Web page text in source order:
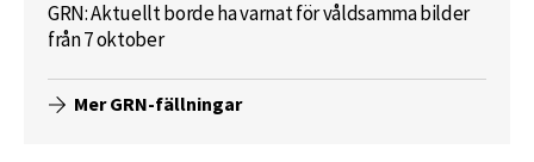
GRN: Aktuellt borde ha varnat för våldsamma bilder
från 7 oktober
Mer GRN-fällningar